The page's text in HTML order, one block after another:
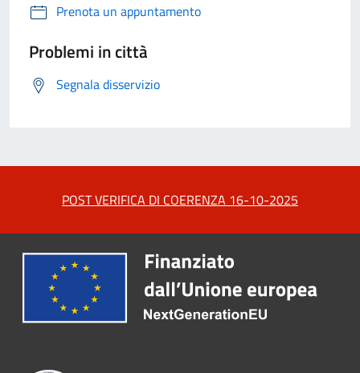
Prenota un appuntamento
Problemi in città
Segnala disservizio
POST VERIFICA DI COERENZA 16-10-2025